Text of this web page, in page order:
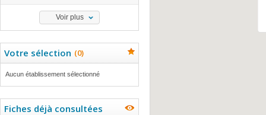
Voir plus
Votre sélection (0)
Aucun établissement sélectionné
Fiches déjà consultées